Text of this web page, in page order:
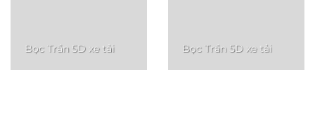
Bọc Trần 5D xe tải Bọc Trần 5D xe tải